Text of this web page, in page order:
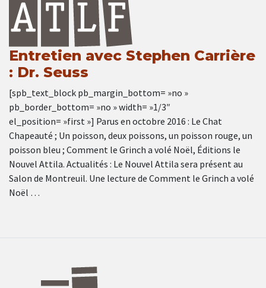
Entretien avec Stephen Carrière
: Dr. Seuss
[spb_text_block pb_margin_bottom= »no »
pb_border_bottom= »no » width= »1/3″
el_position= »first »] Parus en octobre 2016 : Le Chat
Chapeauté ; Un poisson, deux poissons, un poisson rouge, un
poisson bleu ; Comment le Grinch a volé Noël, Éditions le
Nouvel Attila. Actualités : Le Nouvel Attila sera présent au
Salon de Montreuil. Une lecture de Comment le Grinch a volé
Noël …